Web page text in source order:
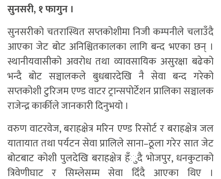
सुनसरी, १ फागुन ।
सुनसरीको चतरास्थित सप्तकोशीमा निजी कम्पनीले चलाउँदै
आएका जेट बोट अनिश्चितकालका लागि बन्द भएका छन् ।
स्थानीयवासीको अवरोध तथा व्यावसायिक असुरक्षा बढेको
भन्दै बोट सञ्चालकले बुधबारदेखि नै सेवा बन्द गरेको
सप्तकोशी टुरिजम एण्ड वाटर ट्रान्सपोर्टेशन प्रालिका सञ्चालक
राजेन्द्र कार्कीले जानकारी दिनुभयो ।
वरुण वाटरवेज, बराहक्षेत्र मरिन एण्ड रिसोर्ट र बराहक्षेत्र जल
यातायात तथा पर्यटन सेवा प्रालिले साना–ठूला गरेर सात जेट
बोटबाट कोशी पुलदेखि बराहक्षेत्र हँुदै भोजपुर, धनकुटाको
त्रिवेणीघाट र सिम्लेसम्म सेवा दिँदै आएका थिए ।